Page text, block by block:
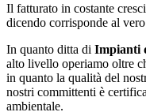
Il fatturato in costante
dicendo corrisponde al
In quanto ditta di Impianti
alto livello operiamo oltre
in quanto la qualità del
nostri committenti è
ambientale.